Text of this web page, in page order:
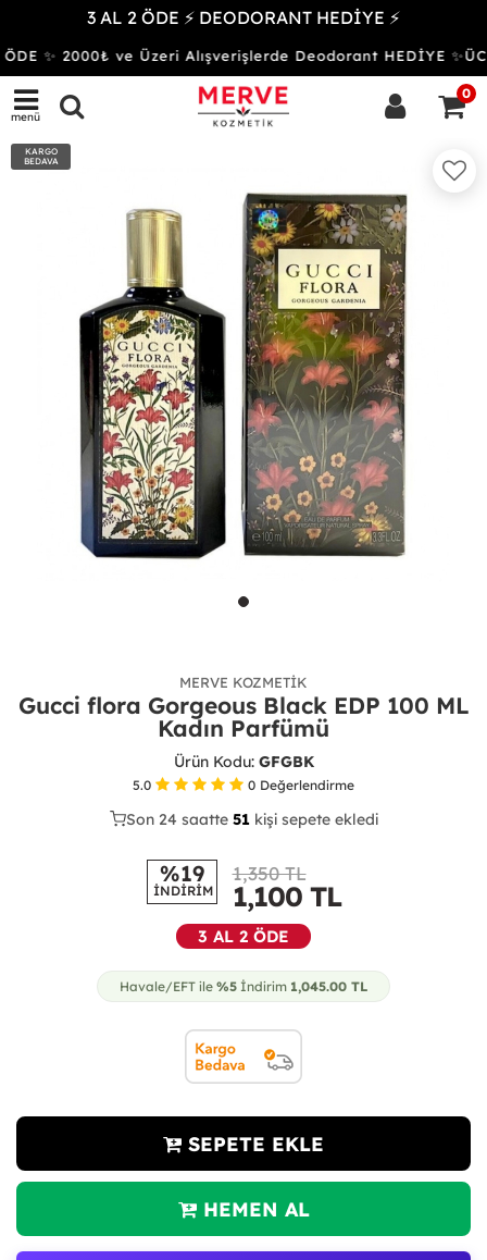
3 AL 2 ÖDE ⚡ DEODORANT HEDİYE ⚡
✨ 2000₺ ve Üzeri Alışverişlerde Deodorant HEDİYE
menü
0
KARGO
BEDAVA
MERVE KOZMETIK
Gucci flora Gorgeous Black EDP 100 ML
Kadın Parfümü
Ürün Kodu: GFGBK
5.0 0 Değerlendirme
26
Son 24 saatte 51 kişi sepete ekledi
11
%19
İNDİRİM
1,350 TL
1,100TL
3 AL 2 ÖDE
Havale/EFT ile %5 İndirim 1,045.00 TL
SEPETE EKLE
HEMEN AL